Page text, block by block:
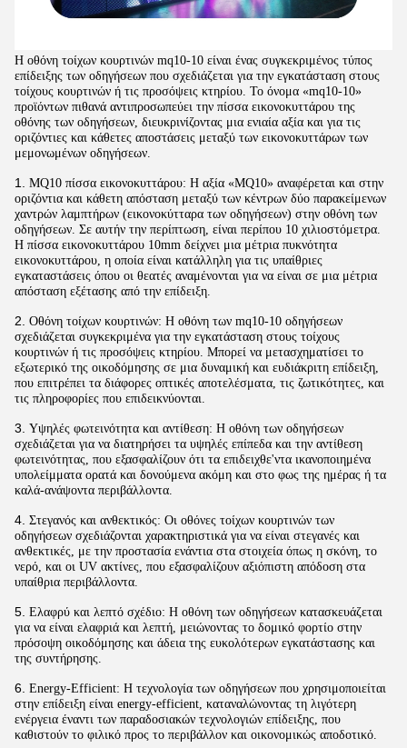
Η οθόνη τοίχων κουρτινών mq10-10 είναι ένας συγκεκριμένος τύπος
επίδειξης των οδηγήσεων που σχεδιάζεται για την εγκατάσταση στους
τοίχους κουρτινών ή τις προσόψεις κτηρίου. Το όνομα «mq10-10»
προϊόντων πιθανά αντιπροσωπεύει την πίσσα εικονοκυττάρου της
οθόνης των οδηγήσεων, διευκρινίζοντας μια ενιαία αξία και για τις
οριζόντιες και κάθετες αποστάσεις μεταξύ των εικονοκυττάρων των
μεμονωμένων οδηγήσεων.
1. MQ10 πίσσα εικονοκυττάρου: Η αξία «MQ10» αναφέρεται και στην
οριζόντια και κάθετη απόσταση μεταξύ των κέντρων δύο παρακείμενων
χαντρών λαμπτήρων (εικονοκύτταρα των οδηγήσεων) στην οθόνη των
οδηγήσεων. Σε αυτήν την περίπτωση, είναι περίπου 10 χιλιοστόμετρα.
Η πίσσα εικονοκυττάρου 10mm δείχνει μια μέτρια πυκνότητα
εικονοκυττάρου, η οποία είναι κατάλληλη για τις υπαίθριες
εγκαταστάσεις όπου οι θεατές αναμένονται για να είναι σε μια μέτρια
απόσταση εξέτασης από την επίδειξη.
2. Οθόνη τοίχων κουρτινών: Η οθόνη των mq10-10 οδηγήσεων
σχεδιάζεται συγκεκριμένα για την εγκατάσταση στους τοίχους
κουρτινών ή τις προσόψεις κτηρίου. Μπορεί να μετασχηματίσει το
εξωτερικό της οικοδόμησης σε μια δυναμική και ευδιάκριτη επίδειξη,
που επιτρέπει τα διάφορες οπτικές αποτελέσματα, τις ζωτικότητες, και
τις πληροφορίες που επιδεικνύονται.
3. Υψηλές φωτεινότητα και αντίθεση: Η οθόνη των οδηγήσεων
σχεδιάζεται για να διατηρήσει τα υψηλές επίπεδα και την αντίθεση
φωτεινότητας, που εξασφαλίζουν ότι τα επιδειχθε'ντα ικανοποιημένα
υπολείμματα ορατά και δονούμενα ακόμη και στο φως της ημέρας ή τα
καλά-ανάψοντα περιβάλλοντα.
4. Στεγανός και ανθεκτικός: Οι οθόνες τοίχων κουρτινών των
οδηγήσεων σχεδιάζονται χαρακτηριστικά για να είναι στεγανές και
ανθεκτικές, με την προστασία ενάντια στα στοιχεία όπως η σκόνη, το
νερό, και οι UV ακτίνες, που εξασφαλίζουν αξιόπιστη απόδοση στα
υπαίθρια περιβάλλοντα.
5. Ελαφρύ και λεπτό σχέδιο: Η οθόνη των οδηγήσεων κατασκευάζεται
για να είναι ελαφριά και λεπτή, μειώνοντας το δομικό φορτίο στην
πρόσοψη οικοδόμησης και άδεια της ευκολότερων εγκατάστασης και
της συντήρησης.
6. Energy-Efficient: Η τεχνολογία των οδηγήσεων που χρησιμοποιείται
στην επίδειξη είναι energy-efficient, καταναλώνοντας τη λιγότερη
ενέργεια έναντι των παραδοσιακών τεχνολογιών επίδειξης, που
καθιστούν το φιλικό προς το περιβάλλον και οικονομικώς αποδοτικό.